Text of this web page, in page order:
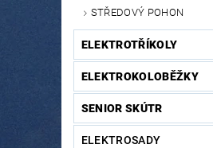
STŘEDOVÝ POHON
ELEKTROTŘÍKOLY
ELEKTROKOLOBĚŽKY
SENIOR SKÚTR
ELEKTROSADY